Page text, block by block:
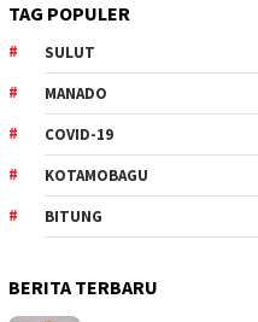
TAG POPULER
SULUT
MANADO
COVID-19
KOTAMOBAGU
BITUNG
BERITA TERBARU